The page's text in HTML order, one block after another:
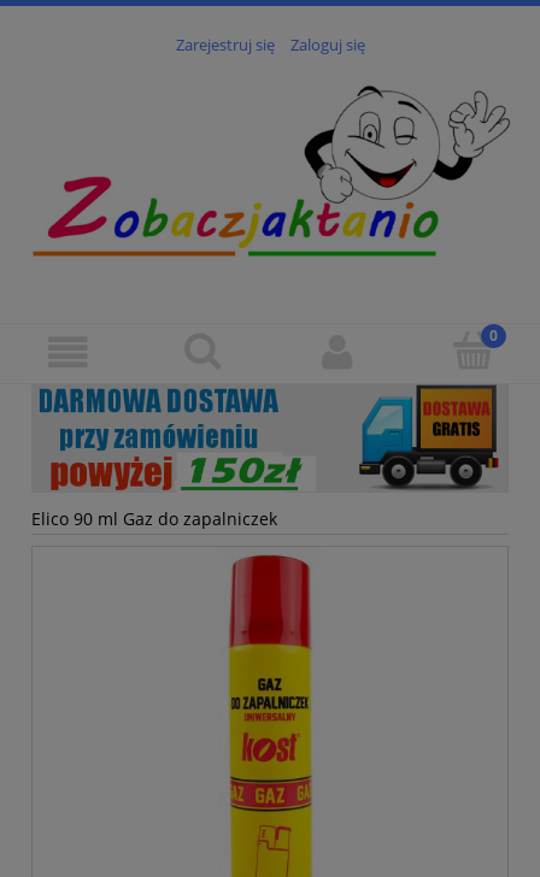
Zarejestruj się Zaloguj się
Elico 90 ml Gaz do zapalniczek